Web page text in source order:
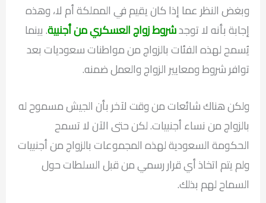
وبغض النظر عما إذا كان يقيم في المملكة أم لا، وهذه
إجابة بأنه لا توجدشروط زواج العسكري من أجنبية. بينما
يُسمح لهذه الفئات بالزواج من مواطنات سعوديات بعد
توافر شروط ومعايير الزواج والعمل ضمنه.
ولكن هناك شائعات من وقت لآخر بأن الجيش مسموح له
بالزواج من نساء أجنبيات. لكن حتى الآن لا تسمح
الحكومة السعودية لهذه المجموعات بالزواج من أجنبيات
ولم يتم اتخاذ أي قرار رسمي من قبل السلطات حول
السماح لهم بذلك.